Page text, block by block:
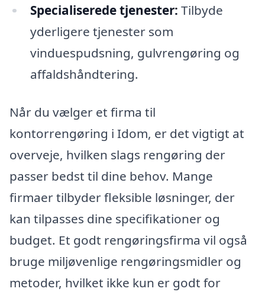
Specialiserede tjenester: Tilbyde
yderligere tjenester som
vinduespudsning, gulvrengøring og
affaldshåndtering.
Når du vælger et firma til
kontorrengøring i Idom, er det vigtigt at
overveje, hvilken slags rengøring der
passer bedst til dine behov. Mange
firmaer tilbyder fleksible løsninger, der
kan tilpasses dine specifikationer og
budget. Et godt rengøringsfirma vil også
bruge miljøvenlige rengøringsmidler og
metoder, hvilket ikke kun er godt for